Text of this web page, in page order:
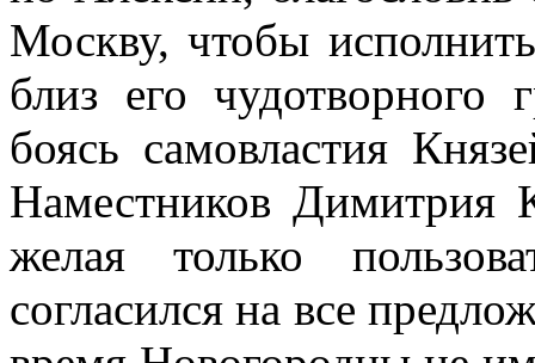
Москву, чтобы
близ его
боясь самовластия
Наместников Димитрия
желая только
согласился на все